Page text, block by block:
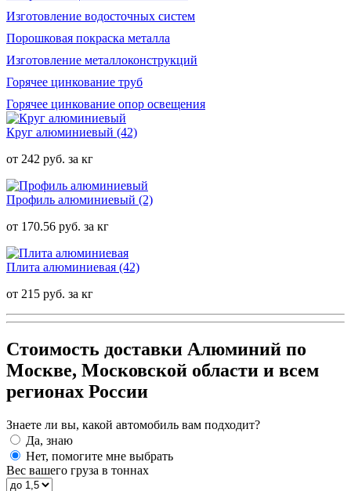
Изготовление водосточных систем
Порошковая покраска металла
Изготовление металлоконструкций
Горячее цинкование труб
Горячее цинкование опор освещения
Круг алюминиевый (42)
от 242 руб. за кг
Профиль алюминиевый (2)
от 170.56 руб. за кг
Плита алюминиевая (42)
от 215 руб. за кг
Стоимость доставки Алюминий по
Москве, Московской области и всем
регионах России
Знаете ли вы, какой автомобиль вам подходит?
Да, знаю
Нет, помогите мне выбрать
Вес вашего груза в тоннах